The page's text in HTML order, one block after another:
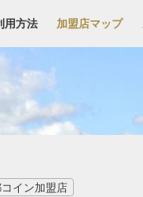
用方法 加盟店マップ
イン加盟店